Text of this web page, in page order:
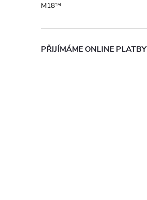
M18™
PŘIJÍMÁME ONLINE PLATBY